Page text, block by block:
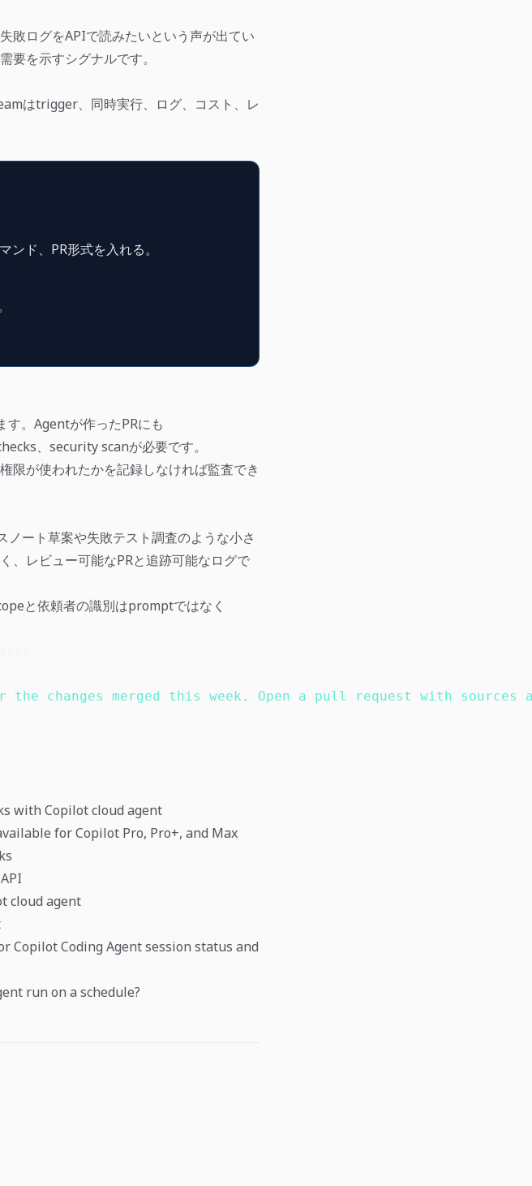
敗ログをAPIで読みたいという声が出てい
要を示すシグナルです。
はtrigger、同時実行、ログ、コスト、レ
ド、PR形式を入れる。
。Agentが作ったPRにも
、security scanが必要です。
限が使われたかを記録しなければ監査でき
ート草案や失敗テスト調査のような小さ
、レビュー可能なPRと追跡可能なログで
と依頼者の識別はpromptではなく
changes merged this week. Open a pull request with
with Copilot cloud agent
for Copilot Pro, Pro+, and Max
cloud agent
Copilot Coding Agent session status and
run on a schedule?